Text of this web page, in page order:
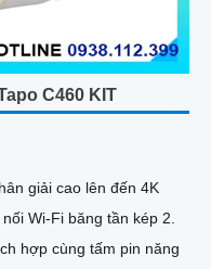
C460 KIT
giải cao lên đến 4K
Wi-Fi băng tần kép 2.
hợp cùng tấm pin năng